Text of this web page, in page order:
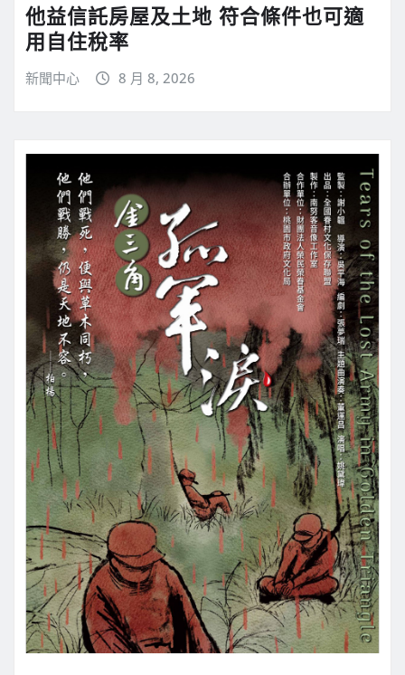
他益信託房屋及土地 符合條件也可適
用自住稅率
新聞中心 8 月 8, 2026